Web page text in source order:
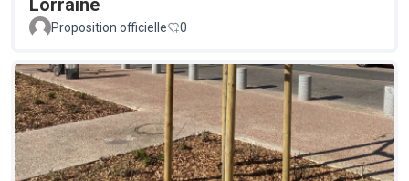
Lorraine
Proposition officielle 0